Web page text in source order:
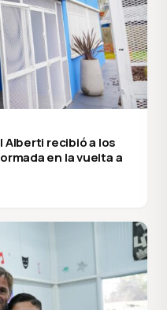
Alberti recibió a los
en la vuelta a